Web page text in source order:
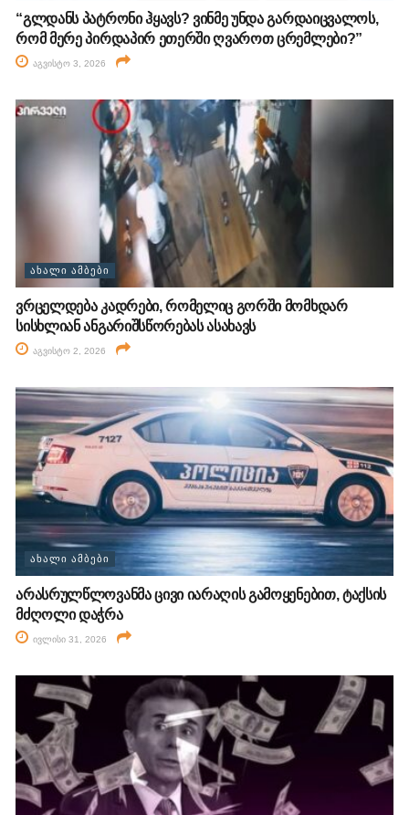
“გლდანს პატრონი ჰყავს? ვინმე უნდა გარდაიცვალოს,
რომ მერე პირდაპირ ეთერში ღვაროთ ცრემლები?”
აგვისტო 3, 2026
ᲐᲮᲐᲚᲘ ᲐᲛᲑᲔᲑᲘ
ვრცელდება კადრები, რომელიც გორში მომხდარ
სისხლიან ანგარიშსწორებას ასახავს
აგვისტო 2, 2026
ᲐᲮᲐᲚᲘ ᲐᲛᲑᲔᲑᲘ
არასრულწლოვანმა ცივი იარაღის გამოყენებით, ტაქსის
მძღოლი დაჭრა
ივლისი 31, 2026